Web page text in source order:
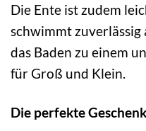
Die Ente ist zudem
schwimmt zuverlässig
das Baden zu einem
für Groß und Klein.
Die perfekte